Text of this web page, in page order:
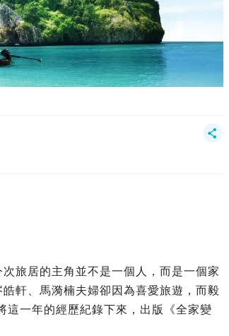
旅居的主角並不是一個人，而是一個家
軒、馬漪楠夫婦卻因為喜愛旅遊，而毅
一年的經歷紀錄下來，出版《全家變